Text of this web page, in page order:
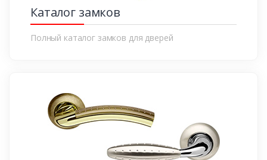
Каталог замков
Полный каталог замков для дверей